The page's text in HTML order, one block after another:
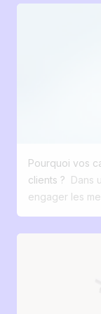
attend de lui.
très bien tant
maîtrisé . Puis
candidatures,
en parallèle,
rejoignent
supports, et
qu’avant. Rien
atteint ses
vraiment de
s’il reste adapté à vos
"tableur de
est forcément
de vos
l’origine pour
Pourquoi vos
clients ? Dans
engager les
comme une
différenciante.
si vos futurs
plus précieux.